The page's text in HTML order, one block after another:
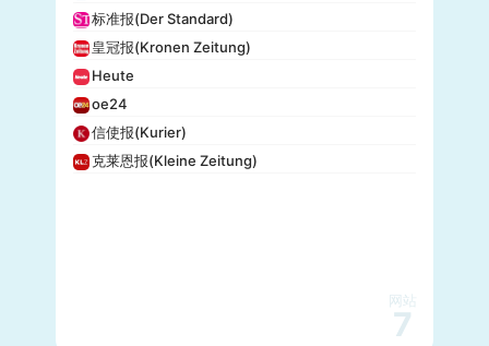
标准报(Der Standard)
皇冠报(Kronen Zeitung)
Heute
oe24
信使报(Kurier)
克莱恩报(Kleine Zeitung)
网站
7